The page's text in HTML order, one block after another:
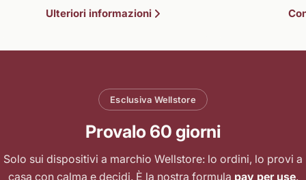
Ulteriori informazioni
Esclusiva Wellstore
Provalo 60 giorni
Solo sui dispositivi a marchio Wellstore: lo ordini, lo provi a
casa con calma e decidi. È la nostra formula pay per use.